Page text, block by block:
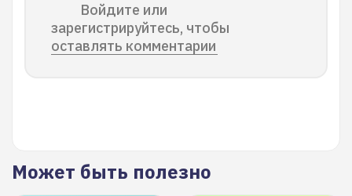
Войдите или
зарегистрируйтесь, чтобы
оставлять комментарии
Может быть полезно